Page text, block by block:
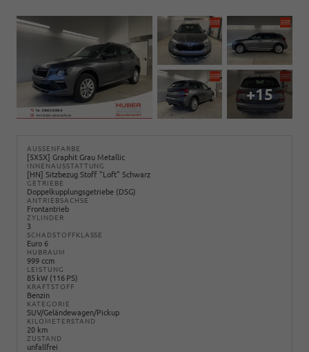
+15
AUSSENFARBE
[5X5X] Graphit Grau Metallic
INNENAUSSTATTUNG
[HN] Sitzbezug Stoff "Loft" Schwarz
GETRIEBE
Doppelkupplungsgetriebe (DSG)
ANTRIEBSACHSE
Frontantrieb
ZYLINDER
3
SCHADSTOFFKLASSE
Euro 6
HUBRAUM
999 ccm
LEISTUNG
85 kW (116 PS)
KRAFTSTOFF
Benzin
KATEGORIE
SUV/Geländewagen/Pickup
KILOMETERSTAND
20 km
ZUSTAND
unfallfrei